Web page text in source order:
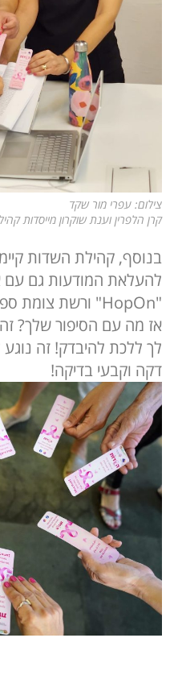
צילום: עפרי מור שקד
קרן הלפרין וענת שוקרון מייסדות
בנוסף, קהילת השדות
להעלאת המודעות גם עם
"HopOn" ורשת צומת ספרים.
אז מה עם הסיפור שלך?
לך ללכת להיבדק! זה נוגע
דקה וקבעי בדיקה!